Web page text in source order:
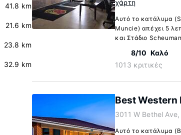
41.8 km
21.6 km
23.8 km
32.9 km
χάρτη
Αυτό το κατάλυμα
Muncie) απέχει 5
και Στάδιο
8/10 Καλό
1013 κριτικές
Best Western
3011 W Bethel
Αυτό το κατάλυμα